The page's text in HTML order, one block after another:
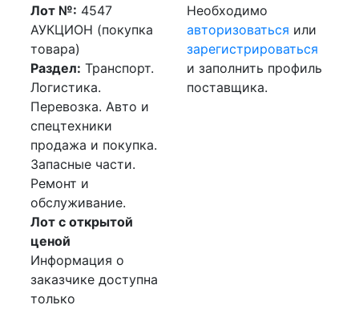
Лот №: 4547
АУКЦИОН (покупка
товара)
Раздел: Транспорт.
Логистика.
Перевозка. Авто и
спецтехники
продажа и покупка.
Запасные части.
Ремонт и
обслуживание.
Лот с открытой
ценой
Информация о
заказчике доступна
только
Необходимо
авторизоваться или
зарегистрироваться
и заполнить профиль
поставщика.